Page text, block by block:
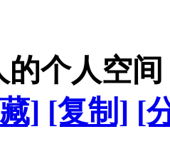
个人空间
] [复制] [